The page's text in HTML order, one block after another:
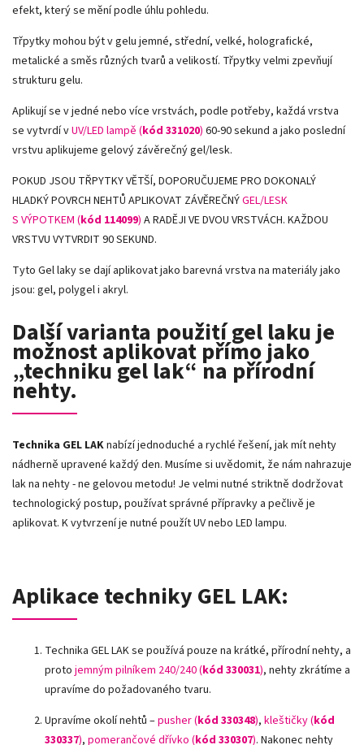
efekt, který se mění podle úhlu pohledu.
Třpytky mohou být v gelu jemné, střední, velké, holografické,
metalické a směs různých tvarů a velikostí. Třpytky velmi zpevňují
strukturu gelu.
Aplikují se v jedné nebo více vrstvách, podle potřeby, každá vrstva
se vytvrdí vUV/LED lampě (kód 331020) 60-90 sekund a jako poslední
vrstvu aplikujeme gelový závěrečný gel/lesk.
POKUD JSOU TŘPYTKY VĚTŠÍ, DOPORUČUJEME PRO DOKONALÝ
HLADKÝ POVRCH NEHTŮ APLIKOVAT ZÁVĚREČNÝGEL/LESK
S VÝPOTKEM (kód 114099) A RADĚJI VE DVOU VRSTVÁCH. KAŽDOU
VRSTVU VYTVRDIT 90 SEKUND.
Tyto Gel laky se dají aplikovat jako barevná vrstva na materiály jako
jsou: gel, polygel i akryl.
Další varianta použití gel laku je
možnost aplikovat přímo jako
„techniku gel lak“ na přírodní
nehty.
Technika GEL LAKnabízí jednoduché a rychlé řešení, jak mít nehty
nádherně upravené každý den. Musíme si uvědomit, že nám nahrazuje
lak na nehty - ne gelovou metodu! Je velmi nutné striktně dodržovat
technologický postup, používat správné přípravky a pečlivě je
aplikovat. K vytvrzení je nutné použít UV nebo LED lampu.
Aplikace techniky GEL LAK:
Technika GEL LAK se používá pouze na krátké, přírodní nehty, a
proto jemným pilníkem 240/240 (kód 330031), nehty zkrátíme a
upravíme do požadovaného tvaru.
Upravíme okolí nehtů –pusher (kód 330348), kleštičky (kód
330337), pomerančové dřívko (kód 330307). Nakonec nehty